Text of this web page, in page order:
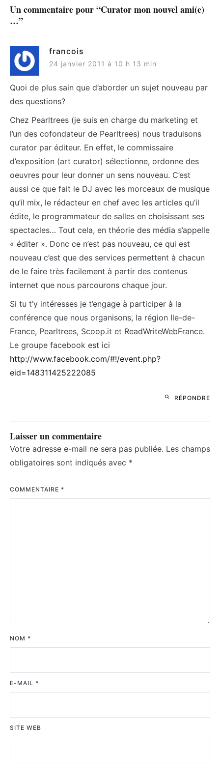
Un commentaire pour “Curator mon nouvel ami(e)
…”
francois
24 janvier 2011 à 10 h 13 min
Quoi de plus sain que d’aborder un sujet nouveau par
des questions?
Chez Pearltrees (je suis en charge du marketing et
l’un des cofondateur de Pearltrees) nous traduisons
curator par éditeur. En effet, le commissaire
d’exposition (art curator) sélectionne, ordonne des
oeuvres pour leur donner un sens nouveau. C’est
aussi ce que fait le DJ avec les morceaux de musique
qu’il mix, le rédacteur en chef avec les articles qu’il
édite, le programmateur de salles en choisissant ses
spectacles… Tout cela, en théorie des média s’appelle
« éditer ». Donc ce n’est pas nouveau, ce qui est
nouveau c’est que des services permettent à chacun
de le faire très facilement à partir des contenus
internet que nous parcourons chaque jour.
Si tu t’y intéresses je t’engage à participer à la
conférence que nous organisons, la région Ile-de-
France, Pearltrees, Scoop.it et ReadWriteWebFrance.
Le groupe facebook est ici
http://www.facebook.com/#!/event.php?
eid=148311425222085
RÉPONDRE
Laisser un commentaire
Votre adresse e-mail ne sera pas publiée. Les champs
obligatoires sont indiqués avec *
COMMENTAIRE *
NOM *
E-MAIL *
SITE WEB